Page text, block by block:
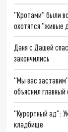
"Кротами" были
охотятся "живые
Даня с Дашей
закончились
"Мы вас
объяснил
"Курортный ад":
кладбище